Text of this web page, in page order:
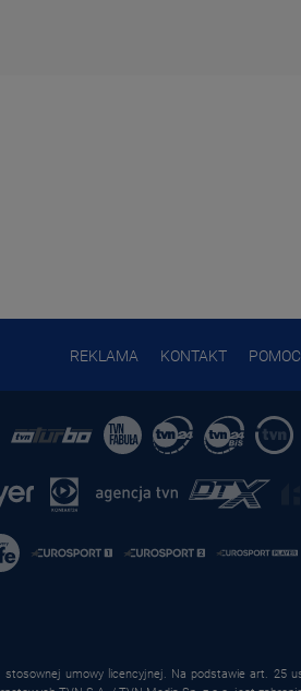
REKLAMA KONTAKT
stosownej umowy licencyjnej. Na podstawie art. 25